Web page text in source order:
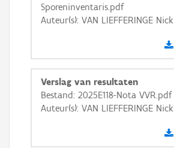
Sporeninventaris.pdf
Auteur(s): VAN LIEFFERINGE Nick
Verslag van resultaten
Bestand: 2025E118-Nota VVR.pdf
Auteur(s): VAN LIEFFERINGE Nick